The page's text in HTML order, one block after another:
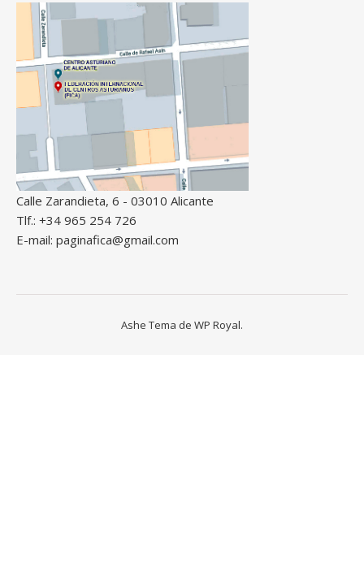
Calle Zarandieta, 6 - 03010 Alicante
Tlf.: +34 965 254 726
E-mail: paginafica@gmail.com
Ashe Tema de WP Royal.